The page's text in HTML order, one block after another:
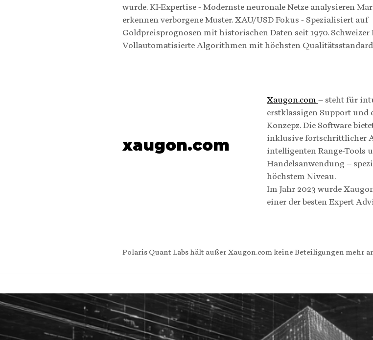
wurde.KI-Expertise - Modernste neuronale Netze analysieren
erkennen verborgene Muster.XAU/USD Fokus - Spezialisiert auf
Goldpreisprognosen mit historischen Daten seit 1970.
Vollautomatisierte Algorithmen mit höchsten
xaugon.com
Xaugon.com– steht für
erstklassigen Support und
Konzepz. Die Software
inklusive fortschrittlicher
intelligenten Range-Tools
Handelsanwendung –
höchstem Niveau.
Im Jahr 2023 wurde
einer der besten Expert
Polaris Quant Labs hält außer Xaugon.com keine Beteiligungen mehr